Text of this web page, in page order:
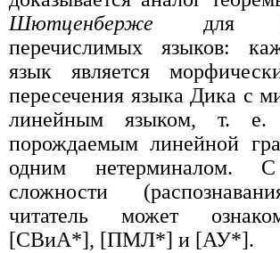
Шютценберже для
перечислимых языков:
язык является
пересечения языка Дика с
линейным языком, т. е.
порождаемым линейной
одним нетерминалом.
сложности
читатель может
[СВиА*], [ПМЛ*] и [АУ*].